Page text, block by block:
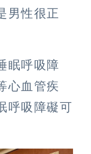
男性很正
眠呼吸障
心血管疾
呼吸障礙可